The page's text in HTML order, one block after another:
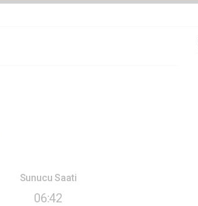
Sunucu Saati
06:42